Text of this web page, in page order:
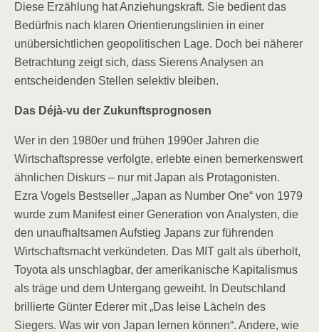
Diese Erzählung hat Anziehungskraft. Sie bedient das
Bedürfnis nach klaren Orientierungslinien in einer
unübersichtlichen geopolitischen Lage. Doch bei näherer
Betrachtung zeigt sich, dass Sierens Analysen an
entscheidenden Stellen selektiv bleiben.
Das Déjà-vu der Zukunftsprognosen
Wer in den 1980er und frühen 1990er Jahren die
Wirtschaftspresse verfolgte, erlebte einen bemerkenswert
ähnlichen Diskurs – nur mit Japan als Protagonisten.
Ezra Vogels Bestseller „Japan as Number One“ von 1979
wurde zum Manifest einer Generation von Analysten, die
den unaufhaltsamen Aufstieg Japans zur führenden
Wirtschaftsmacht verkündeten. Das MIT galt als überholt,
Toyota als unschlagbar, der amerikanische Kapitalismus
als träge und dem Untergang geweiht. In Deutschland
brillierte Günter Ederer mit „Das leise Lächeln des
Siegers. Was wir von Japan lernen können“. Andere, wie